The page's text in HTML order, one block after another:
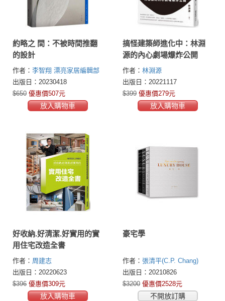
約略之 間：不被時間推翻
的設計
作者： 李智翔 漂亮家居編輯部
出版日：20230418
$650 優惠價507元
放入購物車
搞怪建築師進化中：林淵
源的內心劇場爆炸公開
作者： 林淵源
出版日：20221117
$399 優惠價279元
放入購物車
好收納.好清潔.好實用的實
用住宅改造全書
作者： 周建志
出版日：20220623
$396 優惠價309元
放入購物車
豪宅學
作者： 張清平(C.P. Chang)
出版日：20210826
$3200 優惠價2528元
不開放訂購